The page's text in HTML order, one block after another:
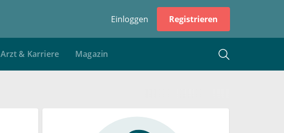
Einloggen Registrieren
Arzt & Karriere Magazin